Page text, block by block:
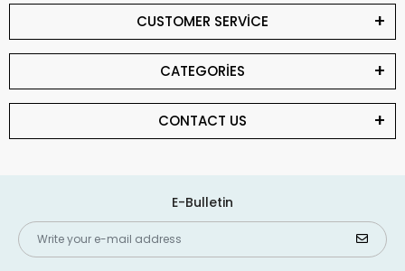
CUSTOMER SERVİCE
CATEGORİES
CONTACT US
E-Bulletin